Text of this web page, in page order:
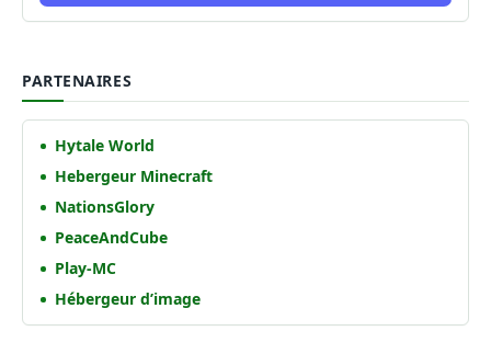
PARTENAIRES
Hytale World
Hebergeur Minecraft
NationsGlory
PeaceAndCube
Play-MC
Hébergeur d’image